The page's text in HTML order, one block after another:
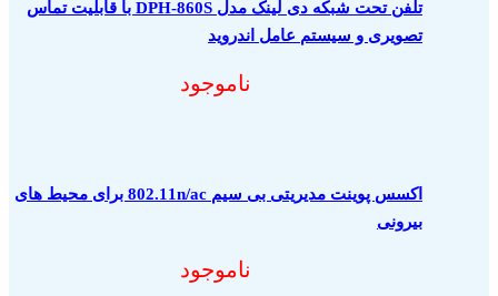
تلفن تحت شبکه دی لینک مدل DPH-860S با قابلیت تماس
تصویری و سیستم عامل اندروید
ناموجود
اکسس پوینت مدیریتی بی سیم 802.11n/ac برای محیط های
بیرونی
ناموجود